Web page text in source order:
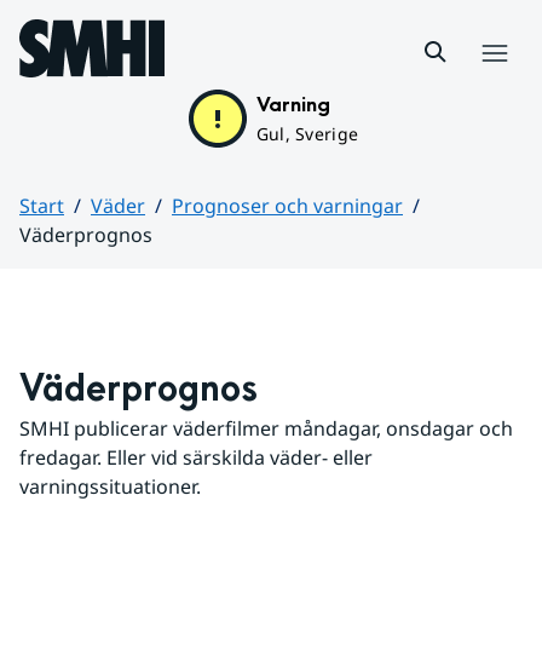
Hoppa till sidans innehåll
Varning
Gul, Sverige
Start Väder
Prognoser och varningar
Väderprognos
Väderprognos
SMHI publicerar väderfilmer måndagar, onsdagar och
fredagar. Eller vid särskilda väder- eller
varningssituationer.